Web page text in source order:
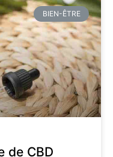
BIEN-ÊTRE
de CBD